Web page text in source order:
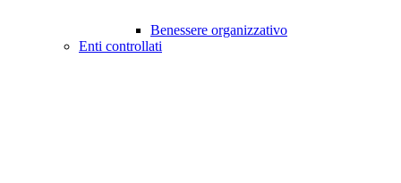
Benessere organizzativo
Enti controllati